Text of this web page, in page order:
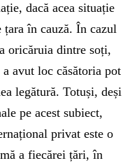
dacă acea situație
țara în cauză. În cazul
oricăruia dintre soți,
avut loc căsătoria pot
legătură. Totuși, deși
pe acest subiect,
privat este o
a fiecărei țări, în